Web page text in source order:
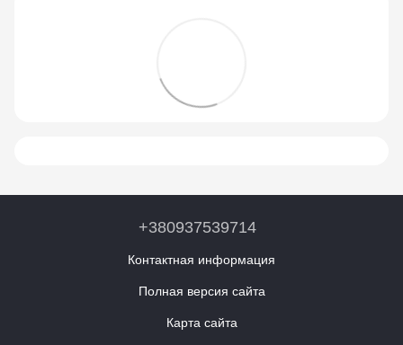
+380937539714
Контактная информация
Полная версия сайта
Карта сайта